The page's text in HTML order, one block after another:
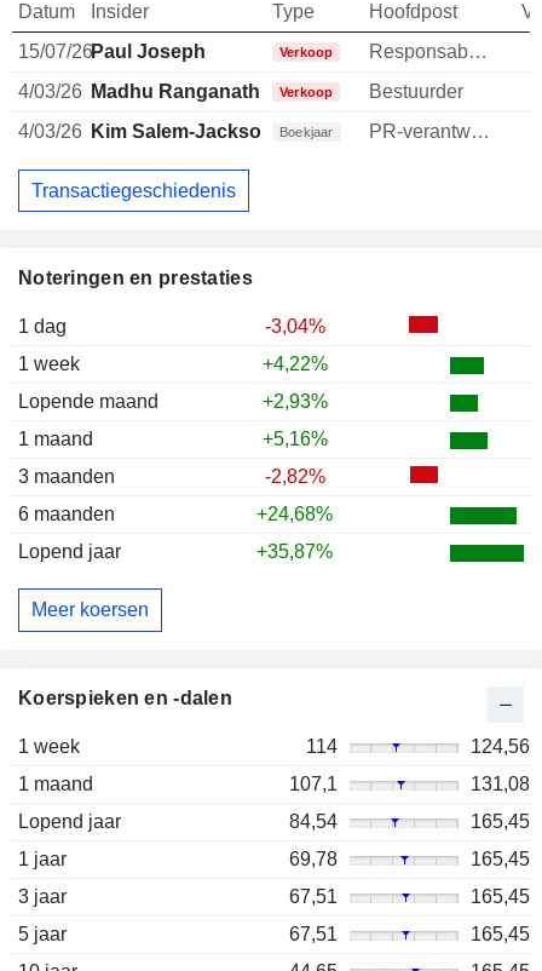
Noteringen en prestaties
1 dag
-3,04%
1 week
+4,22%
Lopende maand
+2,93%
1 maand
+5,16%
3 maanden
-2,82%
6 maanden
+24,68%
Lopend jaar
+35,87%
Meer koersen
Koerspieken en -dalen
1 week 114
124,56
1 maand
107,1
131,08
Lopend jaar
84,54
165,45
1 jaar
69,78
165,45
3 jaar
67,51
165,45
5 jaar
67,51
165,45
Datum Insider Type Hoofdpost
15/07/26Paul Joseph Verkoop Responsable ventes & marketing
4/03/26 Madhu RanganathanVerkoop Bestuurder
4/03/26 Kim Salem-Jackson Boekjaar PR-verantwoordelijke
Transactiegeschiedenis